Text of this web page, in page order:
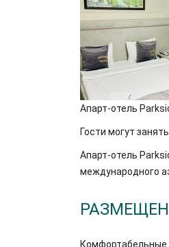
Апарт-отель
Гости могут
Апарт-отель
международного
Комфортабельные